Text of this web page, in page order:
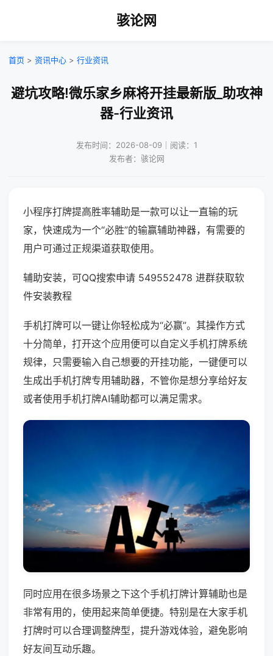
骇论网
首页 > 资讯中心 > 行业资讯
避坑攻略!微乐家乡麻将开挂最新版_助攻神
器-行业资讯
发布时间：2026-08-09｜阅读：1
发布者：骇论网
小程序打牌提高胜率辅助是一款可以让一直输的玩
家，快速成为一个“必胜”的输赢辅助神器，有需要的
用户可通过正规渠道获取使用。
辅助安装，可QQ搜索申请 549552478 进群获取软
件安装教程
手机打牌可以一键让你轻松成为“必赢”。其操作方式
十分简单，打开这个应用便可以自定义手机打牌系统
规律，只需要输入自己想要的开挂功能，一键便可以
生成出手机打牌专用辅助器，不管你是想分享给好友
或者使用手机打牌AI辅助都可以满足需求。
同时应用在很多场景之下这个手机打牌计算辅助也是
非常有用的，使用起来简单便捷。特别是在大家手机
打牌时可以合理调整牌型，提升游戏体验，避免影响
好友间互动乐趣。